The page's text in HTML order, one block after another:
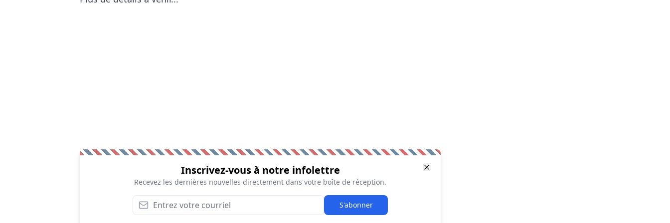
Inscrivez-vous à notre infolettre
Recevez les dernières nouvelles directement dans votre boîte de réception.
S'abonner